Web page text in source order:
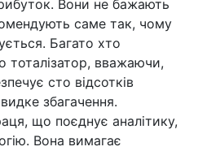
Вони не бажають
саме так, чому
Багато хто
тоталізатор, вважаючи,
сто відсотків
збагачення.
що поєднує аналітику,
Вона вимагає